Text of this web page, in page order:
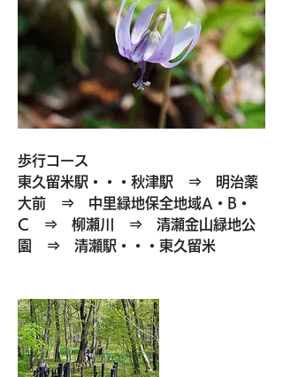
歩行コース
東久留米駅・・・秋津駅　⇒　明治薬
大前　⇒　中里緑地保全地域A・B・
C　⇒　柳瀬川　⇒　清瀬金山緑地公
園　⇒　清瀬駅・・・東久留米